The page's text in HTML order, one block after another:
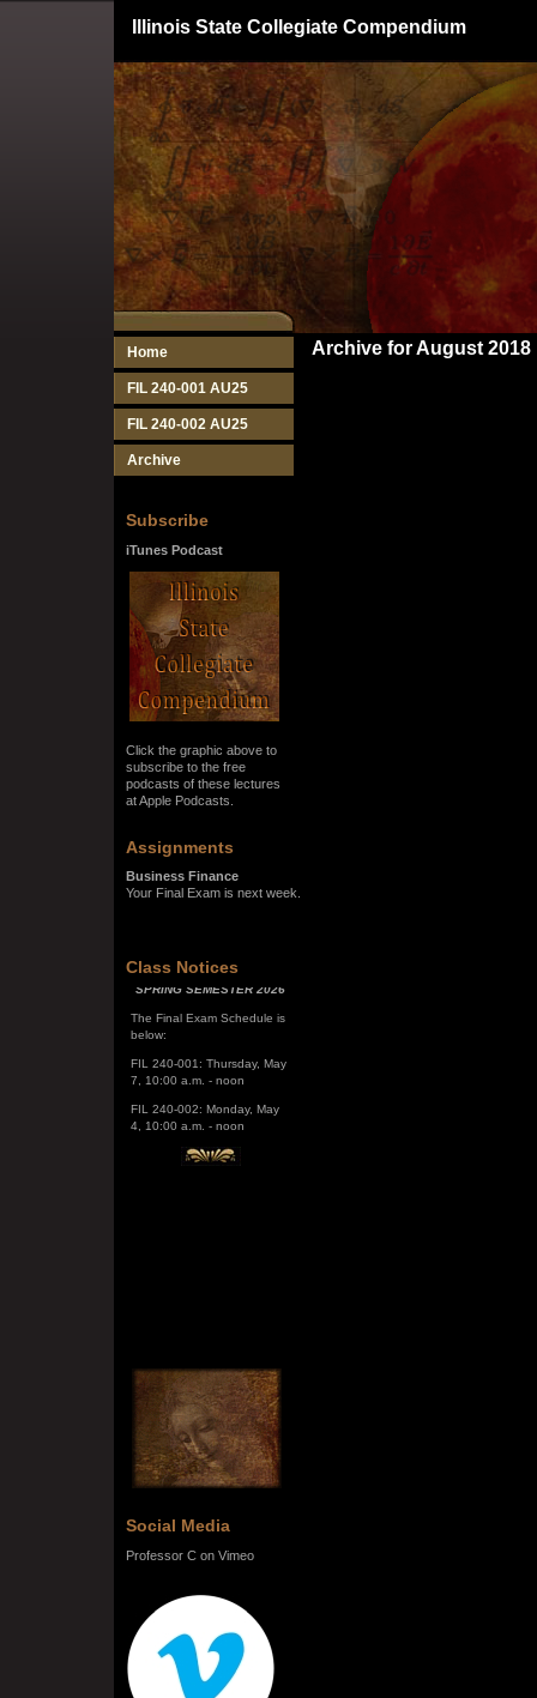
Illinois State Collegiate Compendium
Home
FIL 240-001 AU25
FIL 240-002 AU25
Archive
Subscribe
iTunes Podcast
Click the graphic above to
subscribe to the free
podcasts of these lectures
at Apple Podcasts.
Assignments
Business Finance
Your Final Exam is next week.
Class Notices
SPRING SEMESTER 2026
The Final Exam Schedule is
below:
FIL 240-001: Thursday, May
7, 10:00 a.m. - noon
FIL 240-002: Monday, May
4, 10:00 a.m. - noon
Social Media
Professor C on Vimeo
Archive for August 2018